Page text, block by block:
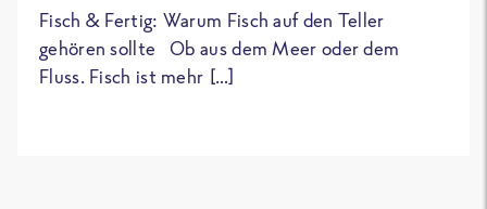
Fisch & Fertig: Warum Fisch auf den Teller
gehören sollte Ob aus dem Meer oder dem
Fluss. Fisch ist mehr […]